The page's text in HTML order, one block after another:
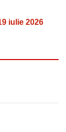
iulie 2026